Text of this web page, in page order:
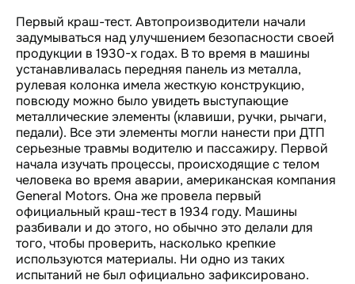
Первый краш-тест. Автопроизводители начали
задумываться над улучшением безопасности своей
продукции в 1930-х годах. В то время в машины
устанавливалась передняя панель из металла,
рулевая колонка имела жесткую конструкцию,
повсюду можно было увидеть выступающие
металлические элементы (клавиши, ручки, рычаги,
педали). Все эти элементы могли нанести при ДТП
серьезные травмы водителю и пассажиру. Первой
начала изучать процессы, происходящие с телом
человека во время аварии, американская компания
General Motors. Она же провела первый
официальный краш-тест в 1934 году. Машины
разбивали и до этого, но обычно это делали для
того, чтобы проверить, насколько крепкие
используются материалы. Ни одно из таких
испытаний не был официально зафиксировано.